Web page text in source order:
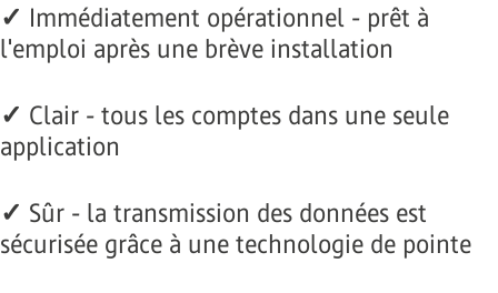
✓ Immédiatement opérationnel - prêt à
l'emploi après une brève installation
✓ Clair - tous les comptes dans une seule
application
✓ Sûr - la transmission des données est
sécurisée grâce à une technologie de pointe